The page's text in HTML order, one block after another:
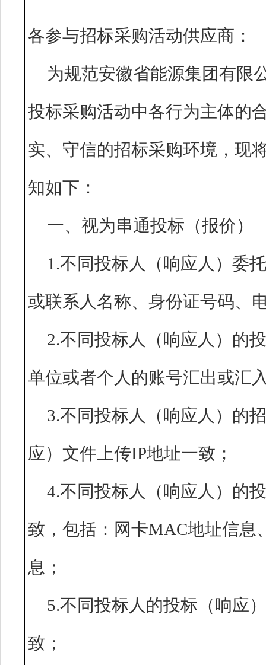
各参与招标采购活动供应
为规范安徽省能源集团有限
投标采购活动中各行为主体的
实、守信的招标采购环境，现
知如下：
一、视为串通投标（报
1.不同投标人（响应人）委
或联系人名称、身份证号
2.不同投标人（响应人）的
单位或者个人的账号汇出
3.不同投标人（响应人）的
应）文件上传IP地址一致
4.不同投标人（响应人）的
致，包括：网卡MAC地址信息
息；
5.不同投标人的投标（响应
致；